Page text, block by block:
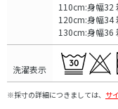
110cm:身幅32
120cm:身幅34
130cm:身幅36
洗濯表示
※採寸の詳細につきましては、 サ